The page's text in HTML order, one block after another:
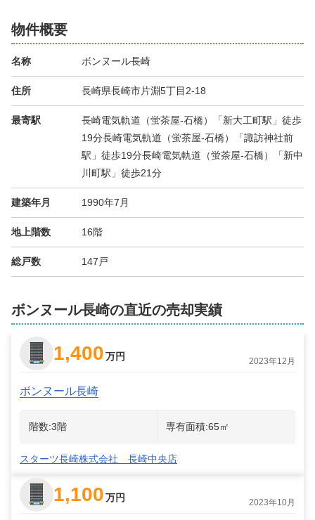
物件概要
名称 ボンヌール長崎
住所 長崎県長崎市片淵5丁目2-18
最寄駅
長崎電気軌道（蛍茶屋-石橋）「新大工町駅」徒歩
19分長崎電気軌道（蛍茶屋-石橋）「諏訪神社前
駅」徒歩19分長崎電気軌道（蛍茶屋-石橋）「新中
川町駅」徒歩21分
建築年月 1990年7月
地上階数 16階
総戸数 147戸
ボンヌール長崎の直近の売却実績
1,400万円 2023年12月
ボンヌール長崎
階数:3階 専有面積:65㎡
スターツ長崎株式会社 長崎中央店
1,100万円 2023年10月